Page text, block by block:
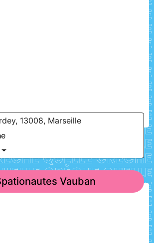
13008, Marseille
Vauban